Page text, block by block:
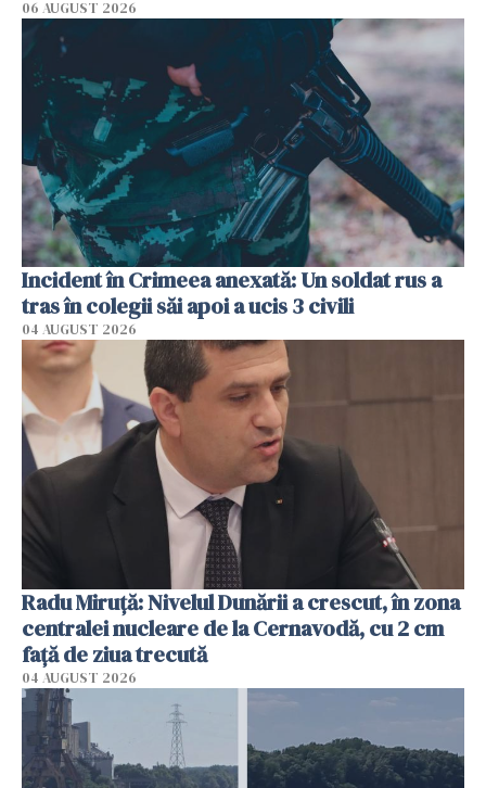
06 AUGUST 2026
Incident în Crimeea anexată: Un soldat rus a
tras în colegii săi apoi a ucis 3 civili
04 AUGUST 2026
Radu Miruţă: Nivelul Dunării a crescut, în zona
centralei nucleare de la Cernavodă, cu 2 cm
faţă de ziua trecută
04 AUGUST 2026